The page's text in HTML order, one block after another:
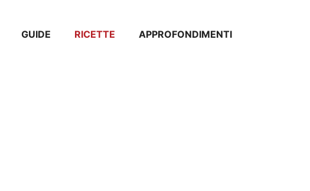
GUIDE RICETTE APPROFONDIMENTI